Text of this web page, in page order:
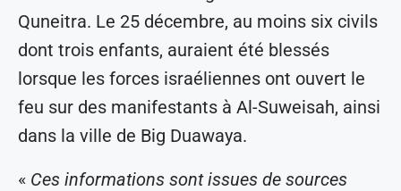
Quneitra. Le 25 décembre, au moins six civils
dont trois enfants, auraient été blessés
lorsque les forces israéliennes ont ouvert le
feu sur des manifestants à Al-Suweisah, ainsi
dans la ville de Big Duawaya.
« Ces informations sont issues de sources